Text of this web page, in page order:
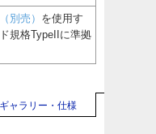
別売） を使用す
規格TypeIIに準拠
ギャラリー・仕様